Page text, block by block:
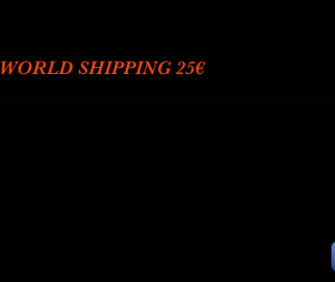
WORLD SHIPPING 25€